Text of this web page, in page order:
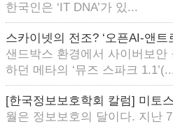
한국인은 ‘IT DNA’가 있...
스카이넷의 전조? ‘오픈AI-앤트
샌드박스 환경에서 사이버보안
하던 메타의 ‘뮤즈 스파크 1.1’(...
[한국정보보호학회 칼럼] 미토
월은 정보보호의 달이다. 지난